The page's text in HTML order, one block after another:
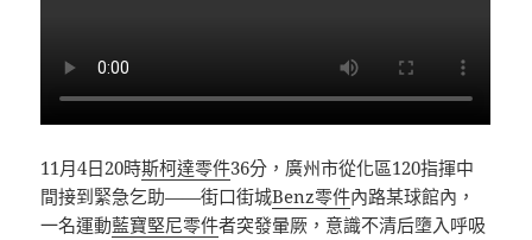
11月4日20時斯柯達零件36分，廣州市從化區120指揮中
間接到緊急乞助——街口街城Benz零件內路某球館內，
一名運動藍寶堅尼零件者突發暈厥，意識不清后墮入呼吸